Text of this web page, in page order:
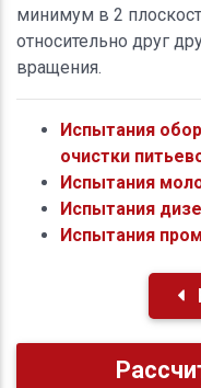
минимум в 2
относительно друг
вращения.
Испытания
очистки
Испытания
Испытания
Испытания